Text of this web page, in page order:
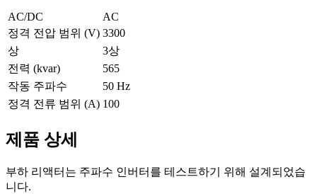
AC/DC
AC
정격 전압 범위 (V) 3300
상
3상
전력 (kvar)
565
작동 주파수
50 Hz
정격 전류 범위 (A) 100
제품 상세
부하 리액터는 주파수 인버터를 테스트하기 위해 설계되었습
니다.